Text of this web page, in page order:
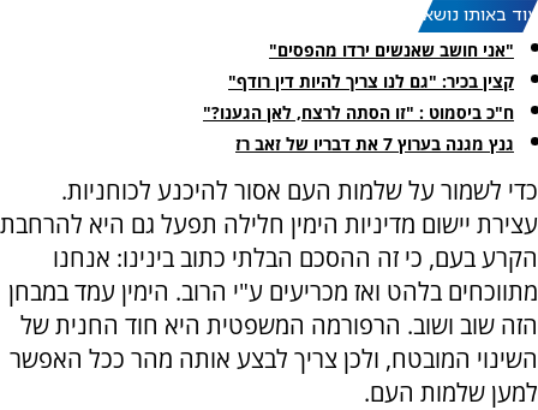
עוד באותו נושא:
"אני חושב שאנשים ירדו מהפסים"
קצין בכיר: "גם לנו צריך להיות דין רודף"
ח"כ ביסמוט : "זו הסתה לרצח, לאן הגענו?"
גנץ מגנה בערוץ 7 את דבריו של זאב רז
כדי לשמור על שלמות העם אסור להיכנע לכוחניות.
עצירת יישום מדיניות הימין חלילה תפעל גם היא להרחבת
הקרע בעם, כי זה ההסכם הבלתי כתוב בינינו: אנחנו
מתווכחים בלהט ואז מכריעים ע"י הרוב. הימין עמד במבחן
הזה שוב ושוב. הרפורמה המשפטית היא חוד החנית של
השינוי המובטח, ולכן צריך לבצע אותה מהר ככל האפשר
למען שלמות העם.